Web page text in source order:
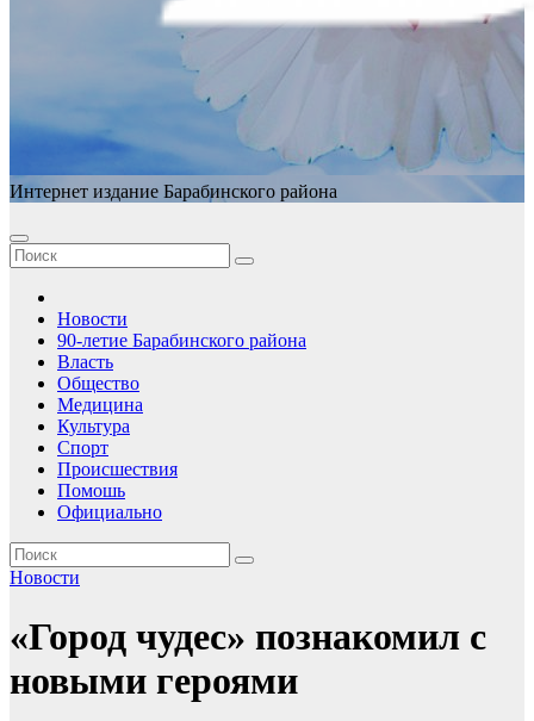
Интернет издание Барабинского района
Новости
90-летие Барабинского района
Власть
Общество
Медицина
Культура
Спорт
Происшествия
Помошь
Официально
Новости
«Город чудес» познакомил с
новыми героями